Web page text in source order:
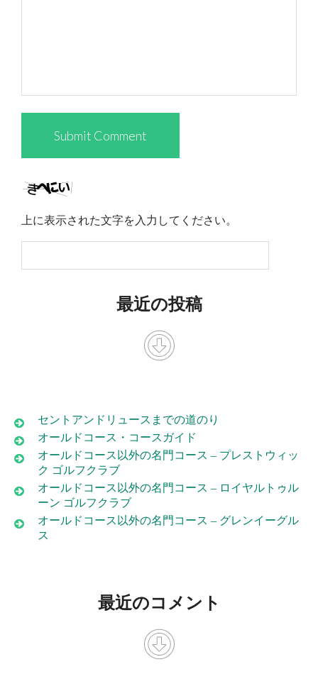
上に表示された文字を入力してください。
最近の投稿
セントアンドリュースまでの道のり
オールドコース・コースガイド
オールドコース以外の名門コース – プレストウィッ
ク ゴルフクラブ
オールドコース以外の名門コース – ロイヤルトゥル
ーン ゴルフクラブ
オールドコース以外の名門コース – グレンイーグル
ス
最近のコメント